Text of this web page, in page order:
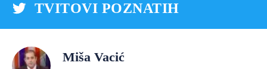
TVITOVI POZNATIH
Miša Vacić